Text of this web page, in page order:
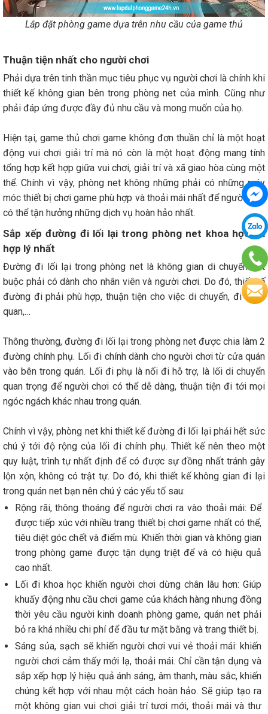
Lắp đặt phòng game dựa trên nhu cầu của game thủ
Thuận tiện nhất cho người chơi
Phải dựa trên tinh thần mục tiêu phục vụ người chơi là chính khi
thiết kế không gian bên trong phòng net của mình. Cũng như
phải đáp ứng được đầy đủ nhu cầu và mong muốn của họ.
Hiện tại, game thủ chơi game không đơn thuần chỉ là một hoạt
động vui chơi giải trí mà nó còn là một hoạt động mang tính
tổng hợp kết hợp giữa vui chơi, giải trí và xã giao hòa cùng một
thể. Chính vì vậy, phòng net không những phải có những máy
móc thiết bị chơi game phù hợp và thoải mái nhất để người chơi
có thể tận hưởng những dịch vụ hoàn hảo nhất.
Sắp xếp đường đi lối lại trong phòng net khoa học và
hợp lý nhất
Đường đi lối lại trong phòng net là không gian di chuyển bắt
buộc phải có dành cho nhân viên và người chơi. Do đó, thiết kế
đường đi phải phù hợp, thuận tiện cho việc di chuyển, đi tham
quan,…
Thông thường, đường đi lối lại trong phòng net được chia làm 2
đường chính phụ. Lối đi chính dành cho người chơi từ cửa quán
vào bên trong quán. Lối đi phụ là nối đi hỗ trợ, là lối di chuyển
quan trọng để người chơi có thể dễ dàng, thuận tiện đi tới mọi
ngóc ngách khác nhau trong quán.
Chính vì vậy, phòng net khi thiết kế đường đi lối lại phải hết sức
chú ý tới độ rộng của lối đi chính phụ. Thiết kế nên theo một
quy luật, trình tự nhất định để có được sự đồng nhất tránh gây
lộn xộn, không có trật tự. Do đó, khi thiết kế không gian đi lại
trong quán net bạn nên chú ý các yếu tố sau:
Rộng rãi, thông thoáng để người chơi ra vào thoải mái: Để
được tiếp xúc với nhiều trang thiết bị chơi game nhất có thể,
tiêu diệt góc chết và điểm mù. Khiến thời gian và không gian
trong phòng game được tận dụng triệt để và có hiệu quả
cao nhất.
Lối đi khoa học khiến người chơi dừng chân lâu hơn: Giúp
khuấy động nhu cầu chơi game của khách hàng nhưng đồng
thời yêu cầu người kinh doanh phòng game, quán net phải
bỏ ra khá nhiều chi phí để đầu tư mặt bằng và trang thiết bị.
Sáng sủa, sạch sẽ khiến người chơi vui vẻ thoải mái: khiến
người chơi cảm thấy mới lạ, thoải mái. Chỉ cần tận dụng và
sắp xếp hợp lý hiệu quả ánh sáng, âm thanh, màu sắc, khiến
chúng kết hợp với nhau một cách hoàn hảo. Sẽ giúp tạo ra
một không gian vui chơi giải trí tươi mới, thoải mái và thư